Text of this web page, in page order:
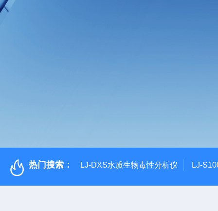
热门搜索： LJ-DXS水质生物毒性分析仪 LJ-